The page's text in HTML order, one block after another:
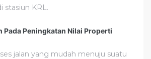
stasiun KRL.
Pada Peningkatan Nilai Properti
jalan yang mudah menuju suatu